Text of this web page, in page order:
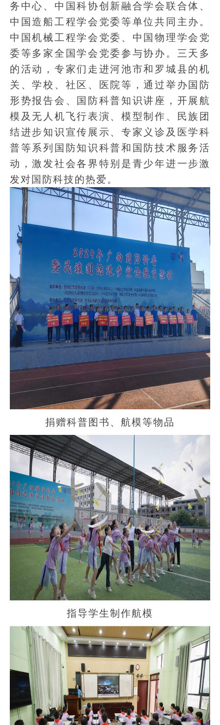
务中心、中国科协创新融合学会联合体、
中国造船工程学会党委等单位共同主办。
中国机械工程学会党委、中国物理学会党
委等多家全国学会党委参与协办。三天多
的活动，专家们走进河池市和罗城县的机
关、学校、社区、医院等，通过举办国防
形势报告会、国防科普知识讲座，开展航
模及无人机飞行表演、模型制作、民族团
结进步知识宣传展示、专家义诊及医学科
普等系列国防知识科普和国防技术服务活
动，激发社会各界特别是青少年进一步激
发对国防科技的热爱。
捐赠科普图书、航模等物品
指导学生制作航模